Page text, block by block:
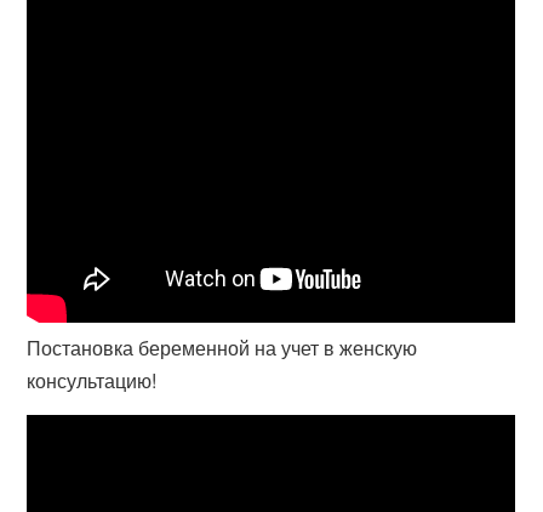
Постановка беременной на учет в женскую
консультацию!